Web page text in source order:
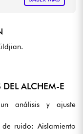
DEL ALCHEM-E
análisis y ajuste
ruido: Aislamiento